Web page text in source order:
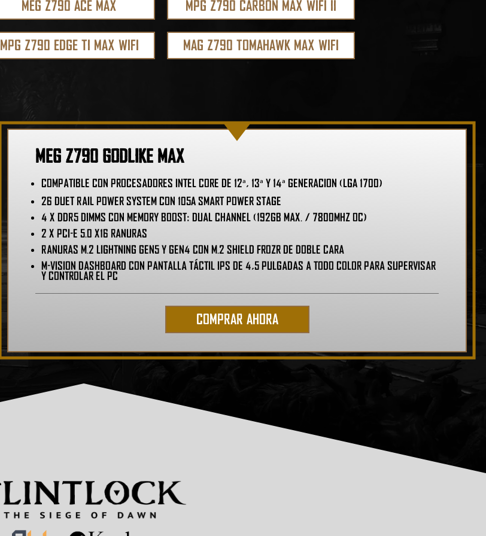
MEG Z790 ACE MAX MPG Z790 CARBON MAX WIFI II
MPG Z790 EDGE TI MAX WIFI MAG Z790 TOMAHAWK MAX WIFI
MEG Z790 GODLIKE MAX
Compatible con procesadores Intel Core de 12ª, 13ª y 14ª generación (LGA 1700)
26 Duet Rail Power System con 105A Smart Power Stage
4 x DDR5 DIMMs con Memory Boost: Dual Channel (192GB Max. / 7800MHz OC)
2 x PCI-e 5.0 x16 ranuras
Ranuras M.2 Lightning Gen5 y Gen4 con M.2 Shield Frozr de doble cara
M-Vision Dashboard con pantalla táctil IPS de 4,5 pulgadas a todo color para supervisar
y controlar el PC
COMPRAR AHORA